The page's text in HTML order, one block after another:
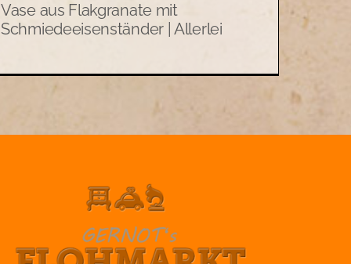
Vase aus Flakgranate mit
Schmiedeeisenständer | Allerlei